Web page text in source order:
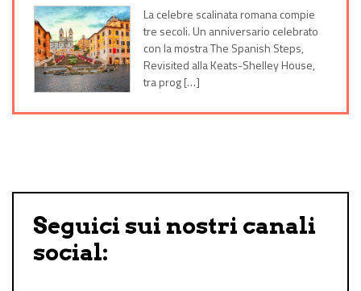
La celebre scalinata romana compie
tre secoli. Un anniversario celebrato
con la mostra The Spanish Steps,
Revisited alla Keats-Shelley House,
tra prog […]
Seguici sui nostri canali
social: